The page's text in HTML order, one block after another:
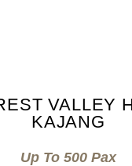
VALLEY
KAJANG
Up To 500 Pax